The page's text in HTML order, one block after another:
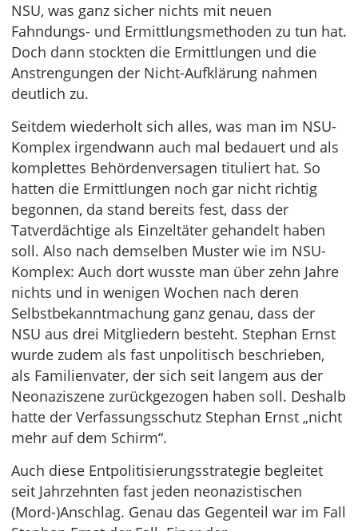
NSU, was ganz sicher nichts mit neuen
Fahndungs- und Ermittlungsmethoden zu tun hat.
Doch dann stockten die Ermittlungen und die
Anstrengungen der Nicht-Aufklärung nahmen
deutlich zu.
Seitdem wiederholt sich alles, was man im NSU-
Komplex irgendwann auch mal bedauert und als
komplettes Behördenversagen tituliert hat. So
hatten die Ermittlungen noch gar nicht richtig
begonnen, da stand bereits fest, dass der
Tatverdächtige als Einzeltäter gehandelt haben
soll. Also nach demselben Muster wie im NSU-
Komplex: Auch dort wusste man über zehn Jahre
nichts und in wenigen Wochen nach deren
Selbstbekanntmachung ganz genau, dass der
NSU aus drei Mitgliedern besteht. Stephan Ernst
wurde zudem als fast unpolitisch beschrieben,
als Familienvater, der sich seit langem aus der
Neonaziszene zurückgezogen haben soll. Deshalb
hatte der Verfassungsschutz Stephan Ernst „nicht
mehr auf dem Schirm“.
Auch diese Entpolitisierungsstrategie begleitet
seit Jahrzehnten fast jeden neonazistischen
(Mord-)Anschlag. Genau das Gegenteil war im Fall